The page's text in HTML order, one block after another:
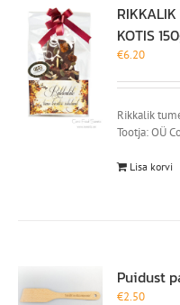
KOTIS
€6.20
Rikkalik
Tootja: OÜ
Lisa korvi
Puidust
€2.50